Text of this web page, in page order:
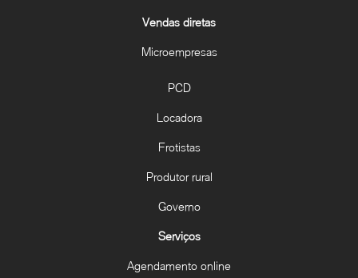
Vendas diretas
Microempresas
PCD
Locadora
Frotistas
Produtor rural
Governo
Serviços
Agendamento online